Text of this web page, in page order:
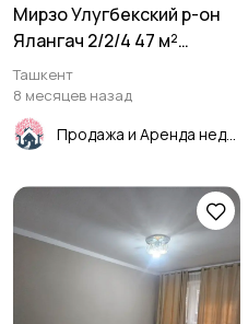
Мирзо Улугбекский р-он
Ялангач 2/2/4 47 м²
Панель.
Ташкент
8 месяцев назад